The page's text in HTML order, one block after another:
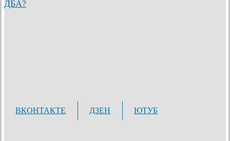
ДБА?
ВКОНТАКТЕ ДЗЕН ЮТУБ